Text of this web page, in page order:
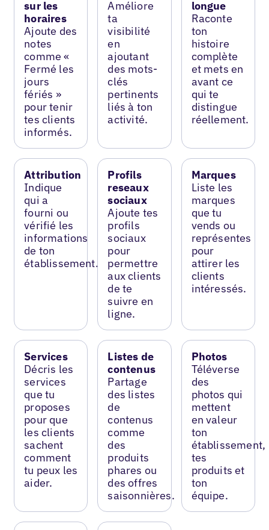
sur les
horaires
Ajoute des
notes
comme «
Fermé les
jours
fériés »
pour tenir
tes clients
informés.
Améliore
ta
visibilité
en
ajoutant
des mots-
clés
pertinents
liés à ton
activité.
longue
Raconte
ton
histoire
complète
et mets en
avant ce
qui te
distingue
réellement.
Attribution
Indique
qui a
fourni ou
vérifié les
informations
de ton
établissement.
Profils
reseaux
sociaux
Ajoute tes
profils
sociaux
pour
permettre
aux clients
de te
suivre en
ligne.
Marques
Liste les
marques
que tu
vends ou
représentes
pour
attirer les
clients
intéressés.
Services
Décris les
services
que tu
proposes
pour que
les clients
sachent
comment
tu peux les
aider.
Listes de
contenus
Partage
des listes
de
contenus
comme
des
produits
phares ou
des offres
saisonnières.
Photos
Téléverse
des
photos qui
mettent
en valeur
ton
établissement,
tes
produits et
ton
équipe.